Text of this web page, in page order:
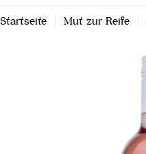
Startseite Mut zur Reife